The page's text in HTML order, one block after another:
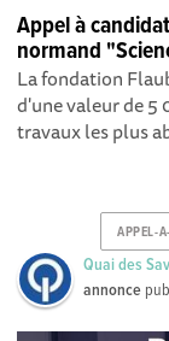
Appel à
normand
La fondation
d'une valeur de 5
travaux les plus
APPEL-
Quai des
annonce